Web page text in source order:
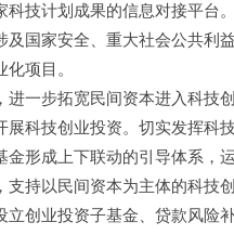
科技计划成果的信息对接平
及国家安全、重大社会公共利
项目。
进一步拓宽民间资本进入科技
展科技创业投资。切实发挥
金形成上下联动的引导体系，
支持以民间资本为主体的科技
立创业投资子基金、贷款风险